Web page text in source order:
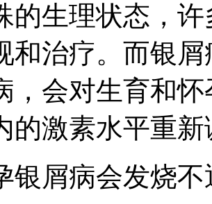
的生理状态，
和治疗。而银
，会对生育和
的激素水平重
银屑病会发烧不